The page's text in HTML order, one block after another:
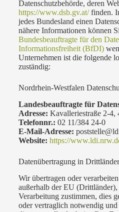
Datenschutzbehörde, deren
https://www.dsb.gv.at/finden.
jedes Bundesland einen
nähere Informationen können
Bundesbeauftragte für den
Informationsfreiheit (BfDI)
Unternehmen ist die folgende
zuständig:
Nordrhein-Westfalen
Landesbeauftragte für
Adresse: Kavalleriestraße 2-4,
Telefonnr.: 02 11/384 24-0
E-Mail-Adresse:
Website: https://
Datenübertragung in Drittländer
Wir übertragen oder
außerhalb der EU (Drittländer),
Verarbeitung zustimmen, dies
oder vertraglich notwendig